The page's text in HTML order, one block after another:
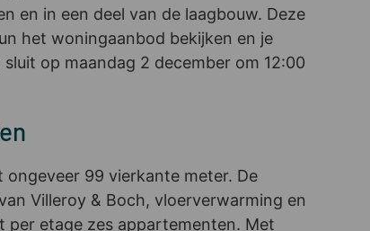
en in een deel van de laagbouw. Deze
het woningaanbod bekijken en je
op maandag 2 december om 12:00
99 vierkante meter. De
Villeroy & Boch, vloerverwarming en
etage zes appartementen. Met